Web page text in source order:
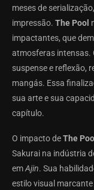
meses de
impressão. The Pool
impactantes, que
atmosferas intensas.
suspense e reflexão,
mangás. Essa
sua arte e sua
capítulo.
O impacto deThe Pool
Sakurai na indústria
emAjin. Sua
estilo visual